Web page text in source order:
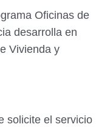
Oficinas de
desarrolla en
Vivienda y
solicite el servicio